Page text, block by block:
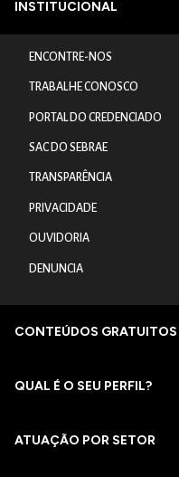
INSTITUCIONAL
ENCONTRE-NOS
TRABALHE CONOSCO
PORTAL DO CREDENCIADO
SAC DO SEBRAE
TRANSPARÊNCIA
PRIVACIDADE
OUVIDORIA
DENUNCIA
CONTEÚDOS GRATUITOS
QUAL É O SEU PERFIL?
ATUAÇÃO POR SETOR